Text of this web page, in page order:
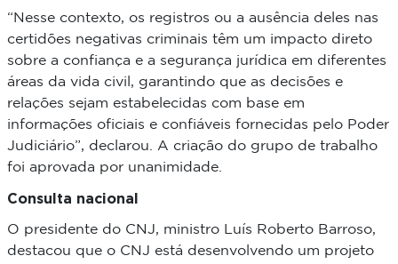
“Nesse contexto, os registros ou a ausência deles nas
certidões negativas criminais têm um impacto direto
sobre a confiança e a segurança jurídica em diferentes
áreas da vida civil, garantindo que as decisões e
relações sejam estabelecidas com base em
informações oficiais e confiáveis fornecidas pelo Poder
Judiciário”, declarou. A criação do grupo de trabalho
foi aprovada por unanimidade.
Consulta nacional
O presidente do CNJ, ministro Luís Roberto Barroso,
destacou que o CNJ está desenvolvendo um projeto